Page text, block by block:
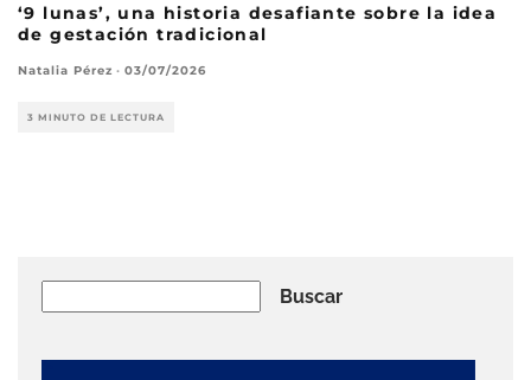
‘9 lunas’, una historia desafiante sobre la idea
de gestación tradicional
Natalia Pérez · 03/07/2026
3 MINUTO DE LECTURA
Buscar